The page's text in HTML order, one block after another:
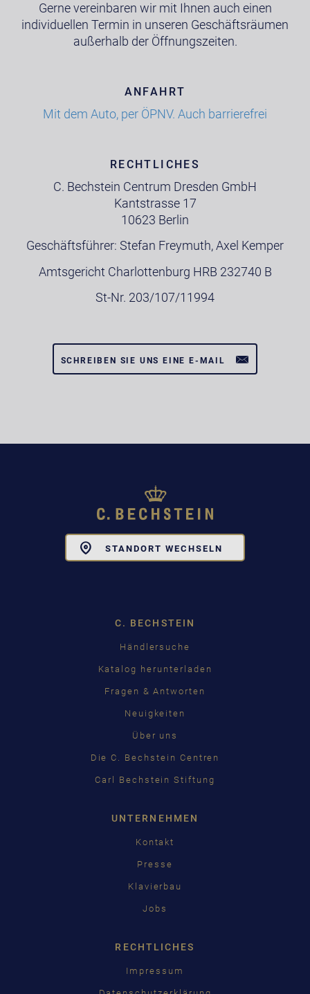
Gerne vereinbaren wir mit Ihnen auch einen
individuellen Termin in unseren Geschäftsräumen
außerhalb der Öffnungszeiten.
ANFAHRT
Mit dem Auto, per ÖPNV. Auch barrierefrei
RECHTLICHES
C. Bechstein Centrum Dresden GmbH
Kantstrasse 17
10623 Berlin
Geschäftsführer: Stefan Freymuth, Axel Kemper
Amtsgericht Charlottenburg HRB 232740 B
St-Nr. 203/107/11994
SCHREIBEN SIE UNS EINE E-MAIL
STANDORT WECHSELN
C. BECHSTEIN
Händlersuche
Katalog herunterladen
Fragen & Antworten
Neuigkeiten
Über uns
Die C. Bechstein Centren
Carl Bechstein Stiftung
UNTERNEHMEN
Kontakt
Presse
Klavierbau
Jobs
RECHTLICHES
Impressum